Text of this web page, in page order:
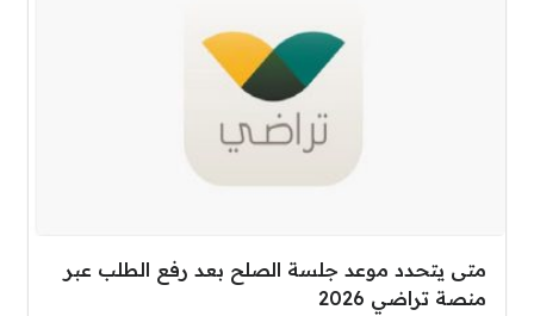
متى يتحدد موعد جلسة الصلح بعد رفع الطلب عبر
منصة تراضي 2026